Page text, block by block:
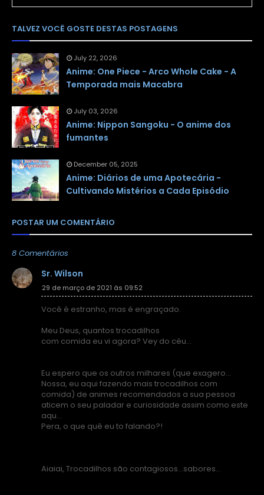
TALVEZ VOCÊ GOSTE DESTAS POSTAGENS
July 22, 2026
Anime: One Piece - Arco Whole Cake - A
Temporada mais Macabra
July 03, 2026
Anime: Nippon Sangoku - O anime dos
fumantes
December 05, 2025
Anime: Diários de uma Apotecária -
Cultivando Mistérios a Cada Episódio
POSTAR UM COMENTÁRIO
8 Comentários
Sr. Wilson
29 de março de 2021 às 09:52
Você é estranho, mas é engraçado.
Meu Deus, quantos trocadilhos
com comida eu vi agora? Vey do céu...
Eu espero que os outros milhares (que exagero...
Nossa, eu aqui fazendo mais trocadilhos com
comida) de animes recomendados a sua pessoa
aticem o seu paladar e curiosidade assim como este
aqu...
Pera, o que quê eu to falando?!
Aiaiai, Trocadilhos são contagiosos...sabores...